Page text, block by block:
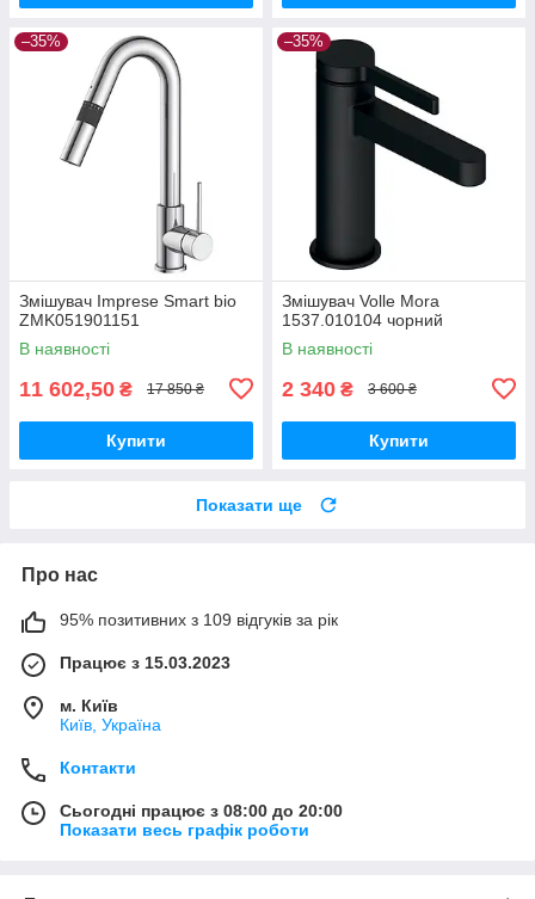
–35%
Змішувач Imprese Smart bio
ZMK051901151
В наявності
11 602,50 ₴ 17 850 ₴
Купити
–35%
Змішувач Volle Mora
1537.010104 чорний
В наявності
2 340 ₴ 3 600 ₴
Купити
Показати ще
Про нас
95% позитивних з 109 відгуків за рік
Працює з 15.03.2023
м. Київ
Київ, Україна
Контакти
Сьогодні працює з 08:00 до 20:00
Показати весь графік роботи